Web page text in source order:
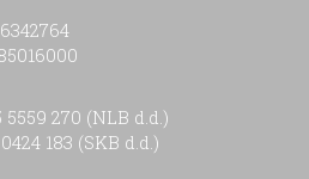
270 (NLB d.d.)
183 (SKB d.d.)